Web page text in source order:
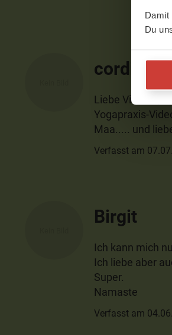
Damit
Du
cordi
Liebe Victoria,
Yogapraxis-
Maa..... und
Verfasst am
Birgit
Ich kann mich
Ich liebe aber
Super.
Namaste
Verfasst am